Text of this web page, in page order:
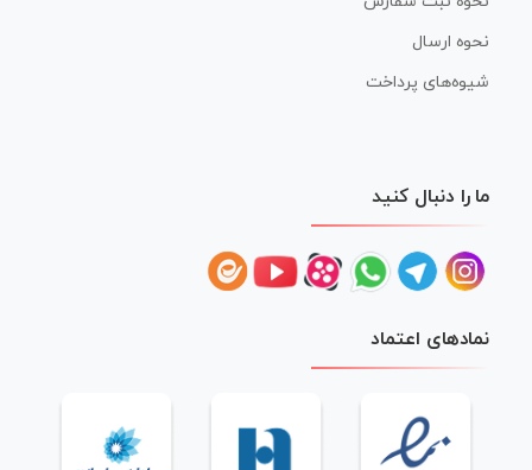
نحوه ارسال
شیوه‌های پرداخت
ما را دنبال کنید
نمادهای اعتماد